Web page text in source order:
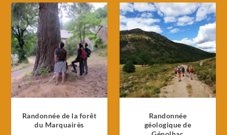
d
e
p
r
i
x
:
2
,
Randonnée de la forêt
du Marquairès
Randonnée
géologique de